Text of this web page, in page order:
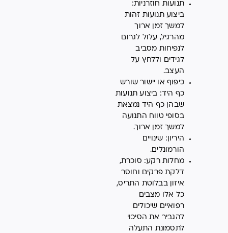
תנועות חוזרניות:
ביצוע תנועות זהות
למשך זמן ארוך
מהרגיל, עלול לגרום
לנפיחות מסביב
לגידים וללחץ על
העצב.
כיפוף או יישור שורש
כף היד: ביצוע תנועות
שבהן כף היד נמצאת
בסופי טווח התנועה
למשך זמן ארוך.
היריון: שינויים
הורמונלים.
מחלות רקע: סוכרת,
דלקת פרקים וחוסר
איזון בבלוטת התריס,
כל אלו מצבים
רפואיים שיכולים
להגביר את הסיכוי
לתסמונת התעלה